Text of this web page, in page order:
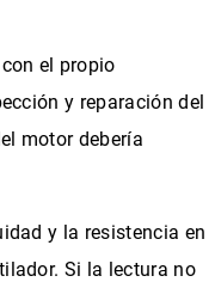
el propio
y reparación del
motor debería
y la resistencia en
Si la lectura no